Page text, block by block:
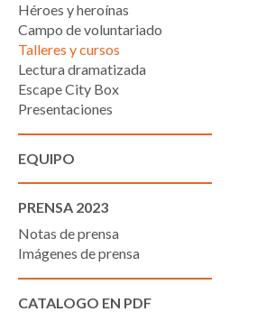
Héroes y heroínas
Campo de voluntariado
Talleres y cursos
Lectura dramatizada
Escape City Box
Presentaciones
EQUIPO
PRENSA 2023
Notas de prensa
Imágenes de prensa
CATALOGO EN PDF